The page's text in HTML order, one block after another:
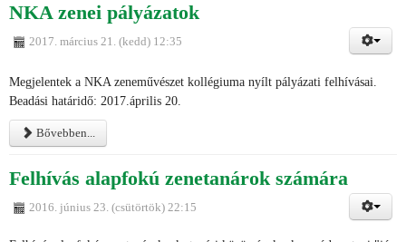
NKA zenei pályázatok
2017. március 21. (kedd) 12:35
Megjelentek a NKA zeneművészet kollégiuma nyílt pályázati felhívásai.
Beadási határidő: 2017.április 20.
Bővebben...
Felhívás alapfokú zenetanárok számára
2016. június 23. (csütörtök) 22:15